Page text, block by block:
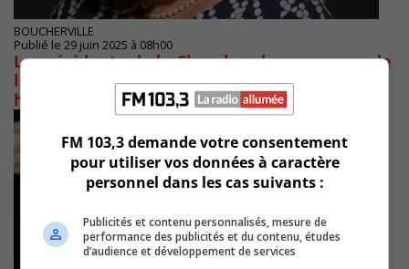
BOUCHERVILLE
Publié le 29 juin 2025 à 08h00
La présidente de la Chambre de commerce de
la Rive-Sud Isabelle Foisy reçoit le prix
hommage au bénévolat
FM 103,3 demande votre consentement
pour utiliser vos données à caractère
personnel dans les cas suivants :
Publicités et contenu personnalisés, mesure de
performance des publicités et du contenu, études
d’audience et développement de services